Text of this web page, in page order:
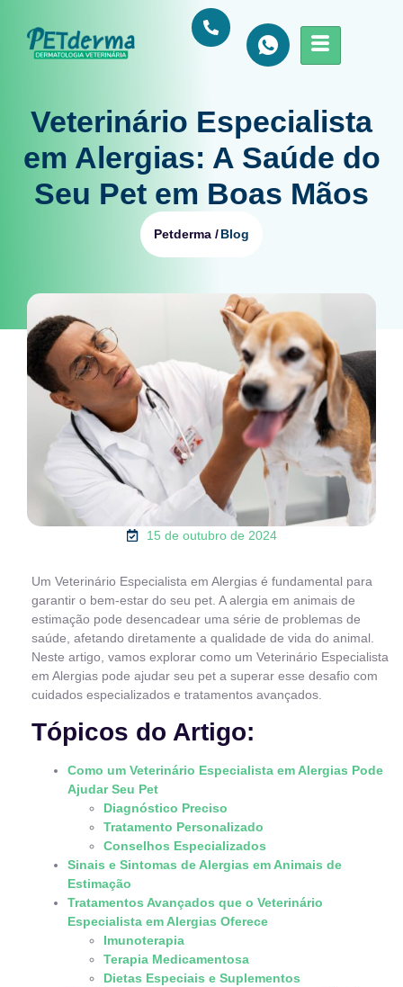
Veterinário Especialista
em Alergias: A Saúde do
Seu Pet em Boas Mãos
Petderma /Blog
15 de outubro de 2024
Um Veterinário Especialista em Alergias é fundamental para
garantir o bem-estar do seu pet. A alergia em animais de
estimação pode desencadear uma série de problemas de
saúde, afetando diretamente a qualidade de vida do animal.
Neste artigo, vamos explorar como um Veterinário Especialista
em Alergias pode ajudar seu pet a superar esse desafio com
cuidados especializados e tratamentos avançados.
Tópicos do Artigo:
Como um Veterinário Especialista em Alergias Pode
Ajudar Seu Pet
Diagnóstico Preciso
Tratamento Personalizado
Conselhos Especializados
Sinais e Sintomas de Alergias em Animais de
Estimação
Tratamentos Avançados que o Veterinário
Especialista em Alergias Oferece
Imunoterapia
Terapia Medicamentosa
Dietas Especiais e Suplementos